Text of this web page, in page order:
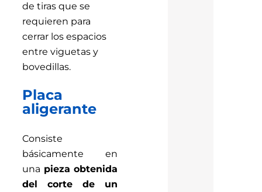
de tiras que se
requieren para
cerrar los espacios
entre viguetas y
bovedillas.
Placa
aligerante
Consiste
básicamente en
una pieza obtenida
del corte de un